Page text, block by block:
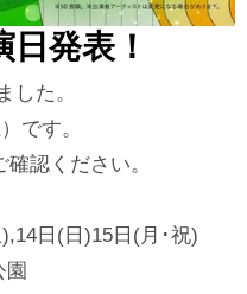
発表！
した。
です。
認ください。
日(日)15日(月･祝)